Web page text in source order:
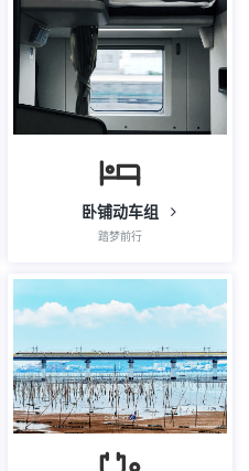
卧铺动车组
踏梦前行